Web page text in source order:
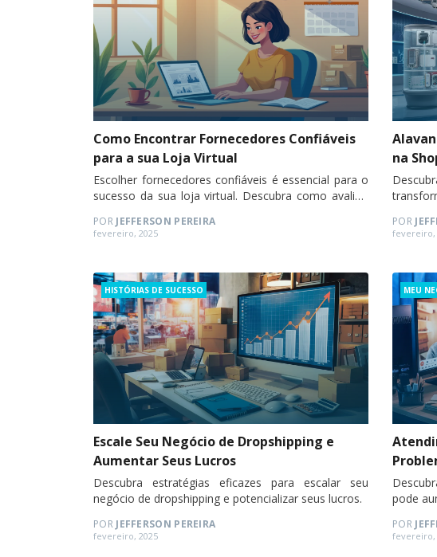
Como Encontrar Fornecedores Confiáveis
para a sua Loja Virtual
Escolher fornecedores confiáveis é essencial para o
sucesso da sua loja virtual. Descubra como avaliar,
qualidade e entregas no prazo!
POR JEFFERSON PEREIRA
Posted
fevereiro, 2025
na
POR
Posted
fevereiro,
Categories
HISTÓRIAS DE SUCESSO
Escale Seu Negócio de Dropshipping e
Aumentar Seus Lucros
Descubra estratégias eficazes para escalar seu
negócio de dropshipping e potencializar seus lucros.
POR JEFFERSON PEREIRA
Posted
fevereiro, 2025
MEU
pode
POR
Posted
fevereiro,